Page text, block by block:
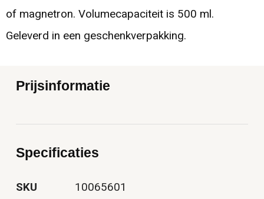
of magnetron. Volumecapaciteit is 500 ml.
Geleverd in een geschenkverpakking.
Prijsinformatie
Specificaties
SKU 10065601